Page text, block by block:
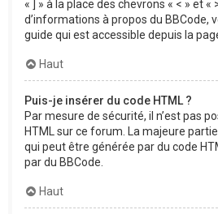
« ] » à la place des chevrons « < » et «
d’informations à propos du BBCode,
guide qui est accessible depuis la
Haut
Puis-je insérer du code HTML ?
Par mesure de sécurité, il n’est pas
HTML sur ce forum. La majeure
qui peut être générée par du code
par du BBCode.
Haut